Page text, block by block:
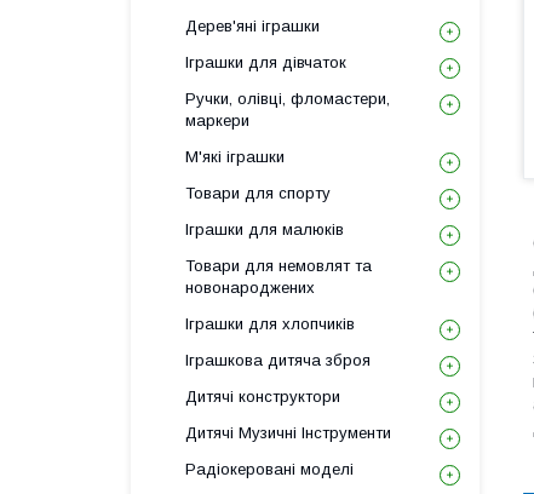
Дерев'яні іграшки
Іграшки для дівчаток
Ручки, олівці, фломастери,
маркери
М'які іграшки
Товари для спорту
Іграшки для малюків
Товари для немовлят та
новонароджених
Іграшки для хлопчиків
Іграшкова дитяча зброя
Дитячі конструктори
Дитячі Музичні Інструменти
Радіокеровані моделі